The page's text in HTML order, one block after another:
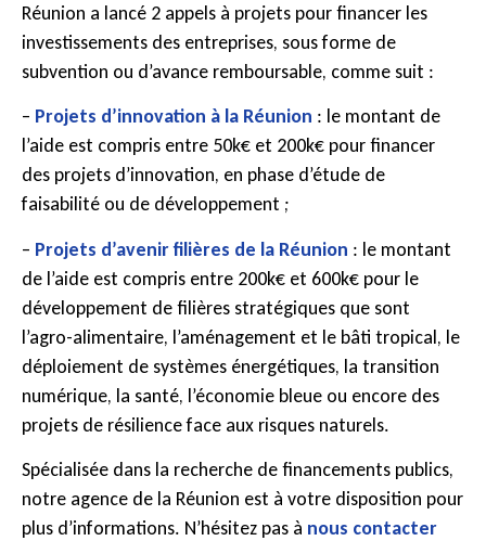
Réunion a lancé 2 appels à projets pour financer les
investissements des entreprises, sous forme de
subvention ou d’avance remboursable, comme suit :
– Projets d’innovation à la Réunion : le montant de
l’aide est compris entre 50k€ et 200k€ pour financer
des projets d’innovation, en phase d’étude de
faisabilité ou de développement ;
– Projets d’avenir filières de la Réunion : le montant
de l’aide est compris entre 200k€ et 600k€ pour le
développement de filières stratégiques que sont
l’agro-alimentaire, l’aménagement et le bâti tropical, le
déploiement de systèmes énergétiques, la transition
numérique, la santé, l’économie bleue ou encore des
projets de résilience face aux risques naturels.
Spécialisée dans la recherche de financements publics,
notre agence de la Réunion est à votre disposition pour
plus d’informations. N’hésitez pas à nous contacter